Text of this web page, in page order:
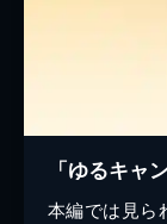
本編では見ら